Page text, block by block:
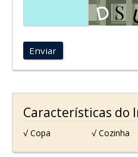
Enviar
Características do
√ Copa √ Cozinha